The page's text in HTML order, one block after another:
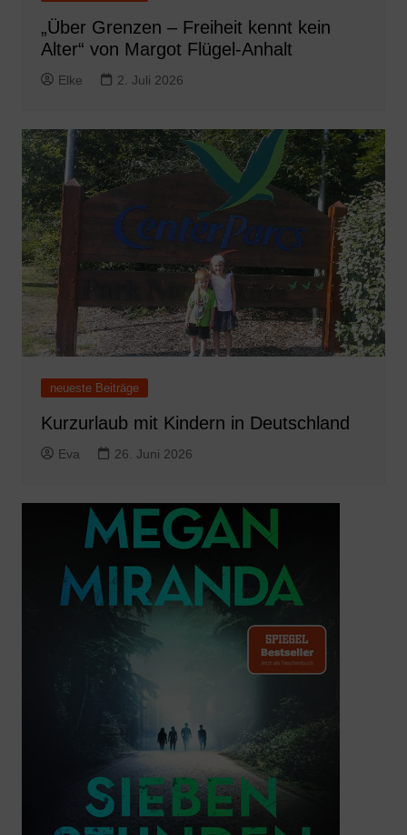
„Über Grenzen – Freiheit kennt kein
Alter“ von Margot Flügel-Anhalt
Elke 2. Juli 2026
neueste Beiträge
Kurzurlaub mit Kindern in Deutschland
Eva 26. Juni 2026